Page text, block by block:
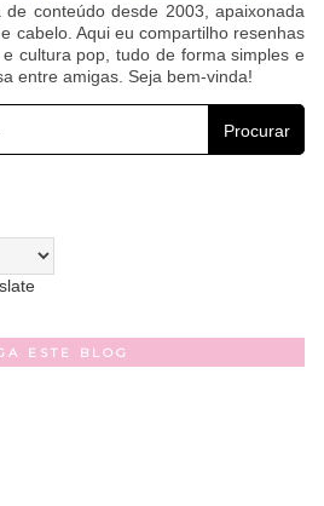
conteúdo desde 2003, apaixonada
cabelo. Aqui eu compartilho resenhas
cultura pop, tudo de forma simples e
entre amigas. Seja bem-vinda!
Procurar
ESTE BLOG